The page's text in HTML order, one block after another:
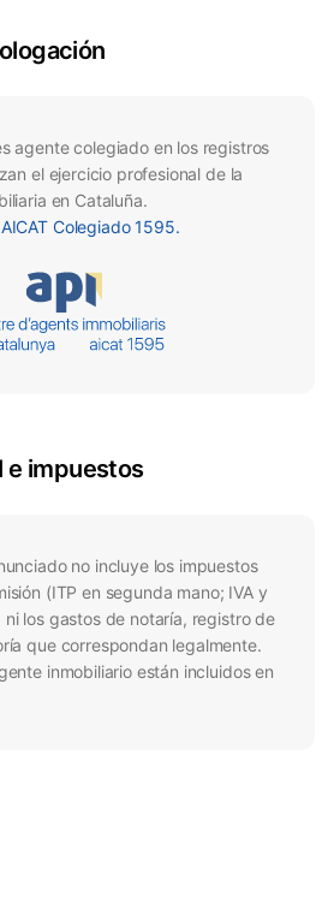
agente colegiado en los registros
el ejercicio profesional de la
en Cataluña.
Colegiado1595.
e impuestos
no incluye los impuestos
(ITP en segunda mano; IVA y
ni los gastos de notaría, registro de
que correspondan legalmente.
inmobiliario están incluidos en